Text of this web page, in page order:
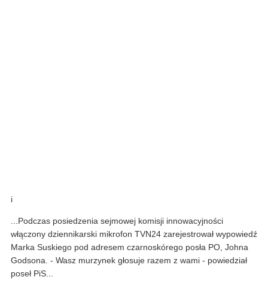
i
...Podczas posiedzenia sejmowej komisji innowacyjności
włączony dziennikarski mikrofon TVN24 zarejestrował wypowiedź
Marka Suskiego pod adresem czarnoskórego posła PO, Johna
Godsona. - Wasz murzynek głosuje razem z wami - powiedział
poseł PiS...